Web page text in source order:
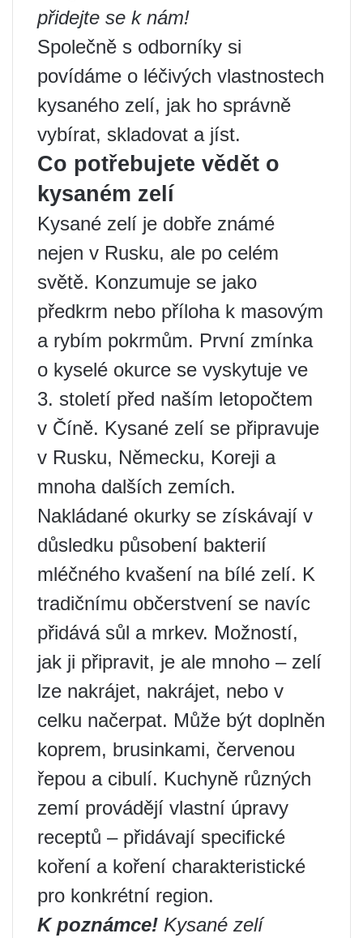
přidejte se k nám!
Společně s odborníky si
povídáme o léčivých vlastnostech
kysaného zelí, jak ho správně
vybírat, skladovat a jíst.
Co potřebujete vědět o
kysaném zelí
Kysané zelí je dobře známé
nejen v Rusku, ale po celém
světě. Konzumuje se jako
předkrm nebo příloha k masovým
a rybím pokrmům. První zmínka
o kyselé okurce se vyskytuje ve
3. století před naším letopočtem
v Číně. Kysané zelí se připravuje
v Rusku, Německu, Koreji a
mnoha dalších zemích.
Nakládané okurky se získávají v
důsledku působení bakterií
mléčného kvašení na bílé zelí. K
tradičnímu občerstvení se navíc
přidává sůl a mrkev. Možností,
jak ji připravit, je ale mnoho – zelí
lze nakrájet, nakrájet, nebo v
celku načerpat. Může být doplněn
koprem, brusinkami, červenou
řepou a cibulí. Kuchyně různých
zemí provádějí vlastní úpravy
receptů – přidávají specifické
koření a koření charakteristické
pro konkrétní region.
K poznámce! Kysané zelí